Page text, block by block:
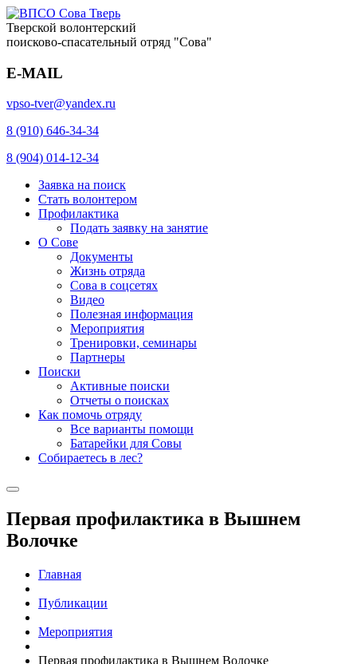
Тверской волонтерский
поисково-спасательный отряд "Сова"
E-MAIL
vpso-tver@yandex.ru
8 (910) 646-34-34
8 (904) 014-12-34
Заявка на поиск
Стать волонтером
Профилактика
Подать заявку на занятие
О Сове
Документы
Жизнь отряда
Сова в соцсетях
Видео
Полезная информация
Мероприятия
Тренировки, семинары
Партнеры
Поиски
Активные поиски
Отчеты о поисках
Как помочь отряду
Все варианты помощи
Батарейки для Совы
Собираетесь в лес?
Первая профилактика в Вышнем
Волочке
Главная
Публикации
Мероприятия
Первая профилактика в Вышнем Волочке